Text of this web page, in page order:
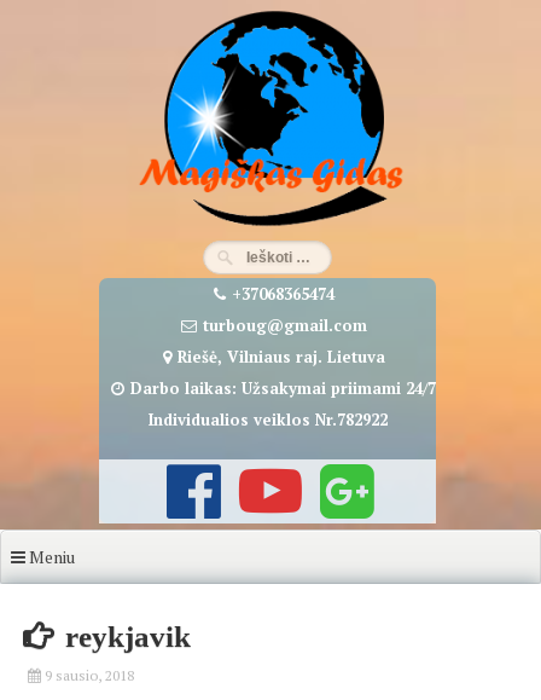
+37068365474
turboug@gmail.com
Riešė, Vilniaus raj. Lietuva
Darbo laikas: Užsakymai priimami 24/7
Individualios veiklos Nr.782922
Meniu
reykjavik
9 sausio, 2018